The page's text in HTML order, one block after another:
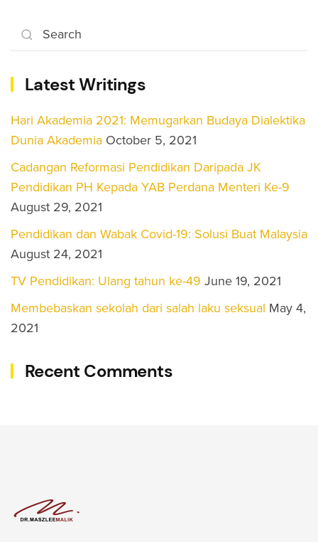
Latest Writings
Hari Akademia 2021: Memugarkan Budaya Dialektika
Dunia Akademia October 5, 2021
Cadangan Reformasi Pendidikan Daripada JK
Pendidikan PH Kepada YAB Perdana Menteri Ke-9
August 29, 2021
Pendidikan dan Wabak Covid-19: Solusi Buat Malaysia
August 24, 2021
TV Pendidikan: Ulang tahun ke-49 June 19, 2021
Membebaskan sekolah dari salah laku seksual May 4,
2021
Recent Comments